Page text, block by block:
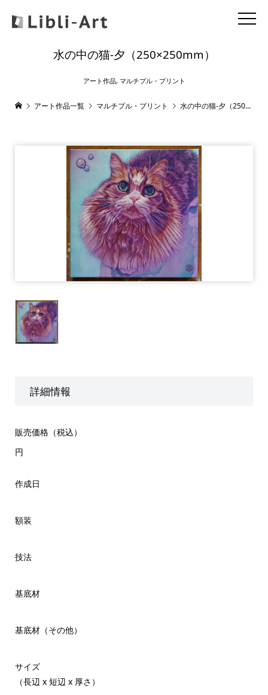
水の中の猫-夕（250×250mm）
アート作品, マルチプル・プリント
アート作品一覧 マルチプル・プリント 水の中の猫-夕（250×250mm）
詳細情報
販売価格（税込）
円
作成日
額装
技法
基底材
基底材（その他）
サイズ
（長辺 x 短辺 x 厚さ）